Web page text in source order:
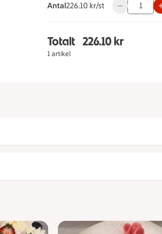
Antal
226.10 kronor styck
226.10 kr/st Använd
Totalt
1 artikel
Totalt 1 stycken
226.10 kr